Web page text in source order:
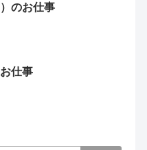
のお仕事
仕事